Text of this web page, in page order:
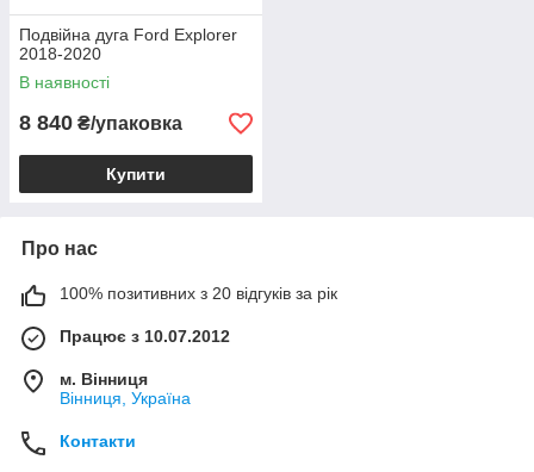
Подвійна дуга Ford Explorer
2018-2020
В наявності
8 840 ₴/упаковка
Купити
Про нас
100% позитивних з 20 відгуків за рік
Працює з 10.07.2012
м. Вінниця
Вінниця, Україна
Контакти